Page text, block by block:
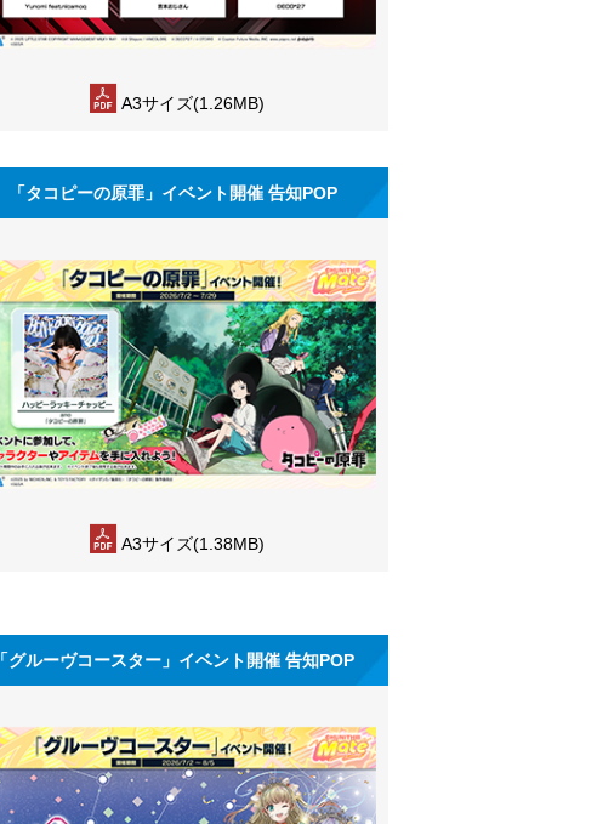
A3サイズ(1.26MB)
「タコピーの原罪」イベント開催 告知POP
A3サイズ(1.38MB)
「グルーヴコースター」イベント開催 告知POP